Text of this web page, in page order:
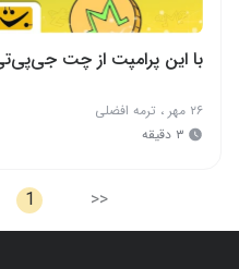
با این پرامپت از چت
۲۶ مهر ، ترمه افضلی
۳ دقیقه
<<
1